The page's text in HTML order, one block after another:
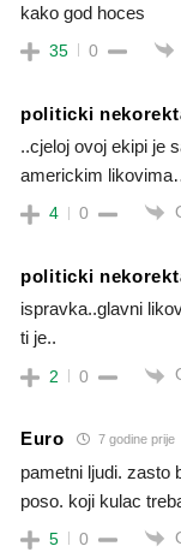
kako god hoces
35 0
politicki
..cjeloj ovoj ekipi je
americkim
4 0
politicki
ispravka..glavni
ti je..
2 0
Euro 7 godine prije
pametni ljudi. zasto
poso. koji kulac
5 0